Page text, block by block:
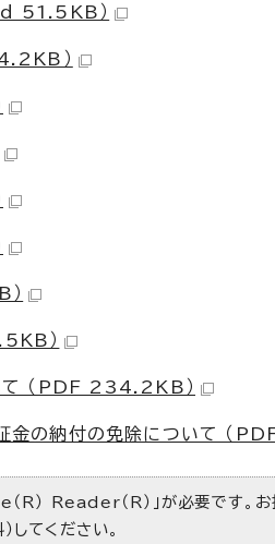
51.5KB）
）
）
（PDF 234.2KB）
の納付の免除について （
R） Reader（R）」が必要です。
してください。